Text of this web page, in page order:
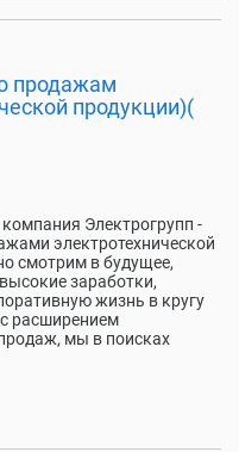
продажам
продукции)(
Электрогрупп -
электротехнической
смотрим в будущее,
заработки,
жизнь в кругу
расширением
мы в поисках